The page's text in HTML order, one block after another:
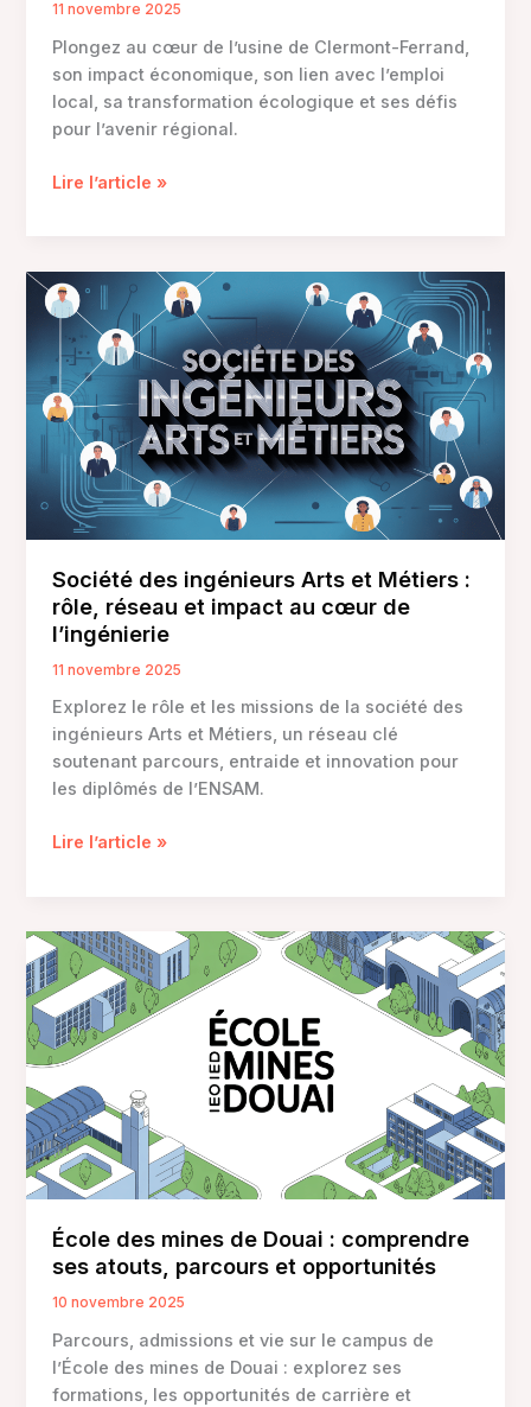
11 novembre 2025
Plongez au cœur de l’usine de Clermont-Ferrand,
son impact économique, son lien avec l’emploi
local, sa transformation écologique et ses défis
pour l’avenir régional.
L’usine
:
histoire,
enjeux
et
perspectives
locales
Lire l’article »
Société des ingénieurs Arts et Métiers :
rôle, réseau et impact au cœur de
l’ingénierie
11 novembre 2025
Explorez le rôle et les missions de la société des
ingénieurs Arts et Métiers, un réseau clé
soutenant parcours, entraide et innovation pour
les diplômés de l’ENSAM.
Société
et
Métiers
rôle,
réseau
et
impact
au
cœur
de
l’ingénierie
Lire l’article »
École des mines de Douai : comprendre
ses atouts, parcours et opportunités
10 novembre 2025
Parcours, admissions et vie sur le campus de
l’École des mines de Douai : explorez ses
formations, les opportunités de carrière et